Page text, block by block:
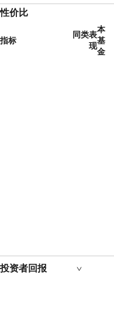
性价比
指标
同类表
现
本
基
金
投资者回报